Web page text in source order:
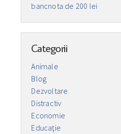
bancnota de 200 lei
Categorii
Animale
Blog
Dezvoltare
Distractiv
Economie
Educaţie